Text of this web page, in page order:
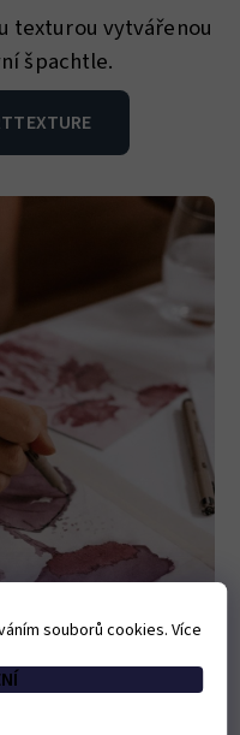
texturou vytvářenou
špachtle.
souborů cookies. Více